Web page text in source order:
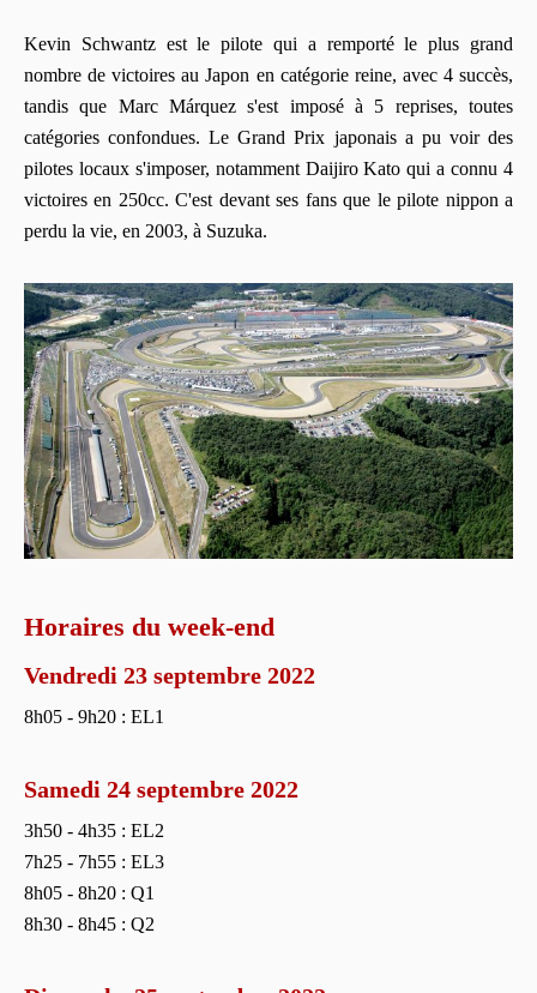
Kevin Schwantz est le pilote qui a remporté le plus grand
nombre de victoires au Japon en catégorie reine, avec 4 succès,
tandis que Marc Márquez s'est imposé à 5 reprises, toutes
catégories confondues. Le Grand Prix japonais a pu voir des
pilotes locaux s'imposer, notamment Daijiro Kato qui a connu 4
victoires en 250cc. C'est devant ses fans que le pilote nippon a
perdu la vie, en 2003, à Suzuka.
Horaires du week-end
Vendredi 23 septembre 2022
8h05 - 9h20 : EL1
Samedi 24 septembre 2022
3h50 - 4h35 : EL2
7h25 - 7h55 : EL3
8h05 - 8h20 : Q1
8h30 - 8h45 : Q2